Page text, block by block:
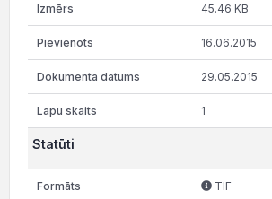
45.46 KB
16.06.2015
29.05.2015
1
Statūti
TIF